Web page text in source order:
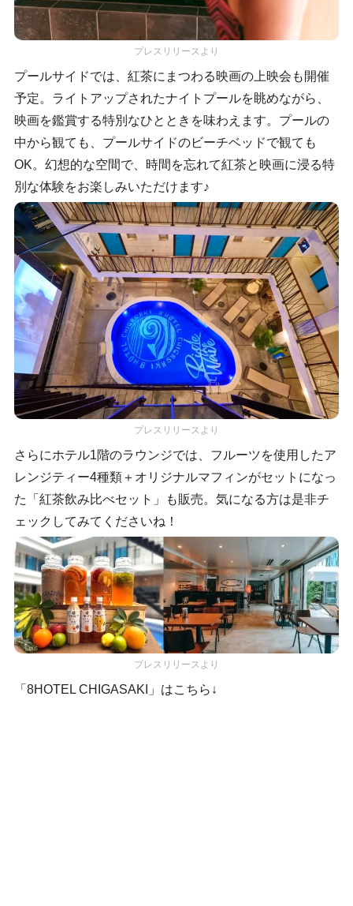
プレスリリースより
プールサイドでは、紅茶にまつわる映画の上映会も開催
予定。ライトアップされたナイトプールを眺めながら、
映画を鑑賞する特別なひとときを味わえます。プールの
中から観ても、プールサイドのビーチベッドで観ても
OK。幻想的な空間で、時間を忘れて紅茶と映画に浸る特
別な体験をお楽しみいただけます♪
プレスリリースより
さらにホテル1階のラウンジでは、フルーツを使用したア
レンジティー4種類＋オリジナルマフィンがセットになっ
た「紅茶飲み比べセット」も販売。気になる方は是非チ
ェックしてみてくださいね！
プレスリリースより
「8HOTEL CHIGASAKI」はこちら↓